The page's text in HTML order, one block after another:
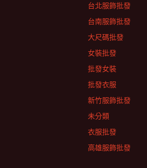
台北服飾批發
台南服飾批發
大尺碼批發
女裝批發
批發女裝
批發衣服
新竹服飾批發
未分類
衣服批發
高雄服飾批發